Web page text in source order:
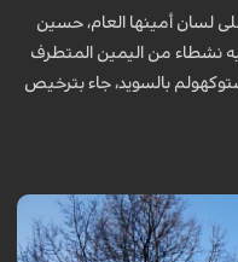
لسان أمينها العام، حسين
نشطاء من اليمين المتطرف
بالسويد، جاء بترخيص